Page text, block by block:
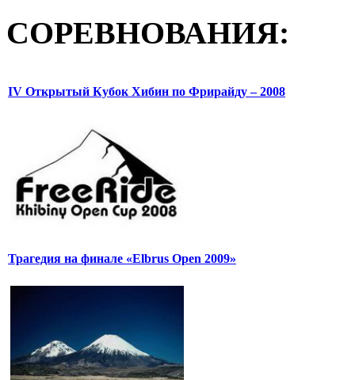
СОРЕВНОВАНИЯ:
IV Открытый Кубок Хибин по Фрирайду – 2008
Трагедия на финале «Elbrus Open 2009»